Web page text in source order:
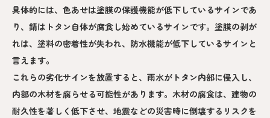
具体的には、色あせは塗膜の保護機能が低下しているサインであ
り、錆はトタン自体が腐食し始めているサインです。塗膜の剥が
れは、塗料の密着性が失われ、防水機能が低下しているサインと
言えます。
これらの劣化サインを放置すると、雨水がトタン内部に侵入し、
内部の木材を腐らせる可能性があります。木材の腐食は、建物の
耐久性を著しく低下させ、地震などの災害時に倒壊するリスクを